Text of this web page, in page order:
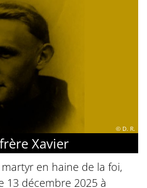
© D. R.
Xavier
en haine de la foi,
13 décembre 2025 à